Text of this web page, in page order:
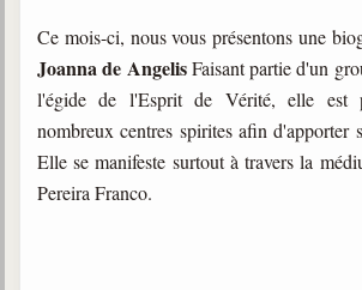
séance d'aide spirituelle
Diaporamas
Powerpoints
Enseignement
Cours dispensés au Centre
Ce mois-ci, nous vous présentons une
Joanna de AngelisFaisant partie d'un
l'égide de l'Esprit de Vérité, elle est
nombreux centres spirites afin d'apporter
Elle se manifeste surtout à travers la
Pereira Franco.